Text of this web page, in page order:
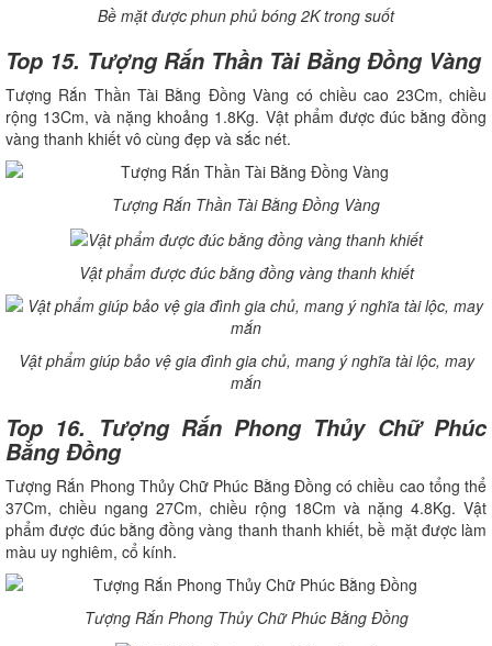
Bề mặt được phun phủ bóng 2K trong suốt
Top 15. Tượng Rắn Thần Tài Bằng Đồng Vàng
Tượng Rắn Thần Tài Bằng Đồng Vàng có chiều cao 23Cm, chiều
rộng 13Cm, và nặng khoảng 1.8Kg. Vật phẩm được đúc bằng đồng
vàng thanh khiết vô cùng đẹp và sắc nét.
Tượng Rắn Thần Tài Bằng Đồng Vàng
Vật phẩm được đúc bằng đồng vàng thanh khiết
Vật phẩm giúp bảo vệ gia đình gia chủ, mang ý nghĩa tài lộc, may
mắn
Top 16. Tượng Rắn Phong Thủy Chữ Phúc
Bằng Đồng
Tượng Rắn Phong Thủy Chữ Phúc Bằng Đồng có chiều cao tổng thể
37Cm, chiều ngang 27Cm, chiều rộng 18Cm và nặng 4.8Kg. Vật
phẩm được đúc bằng đồng vàng thanh thanh khiết, bề mặt được làm
màu uy nghiêm, cổ kính.
Tượng Rắn Phong Thủy Chữ Phúc Bằng Đồng